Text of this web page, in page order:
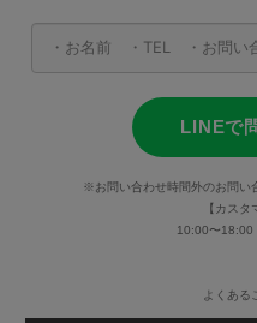
LINEで
※お問い合わせ時間外のお問い
【カスタ
10:00〜18:00
よくある